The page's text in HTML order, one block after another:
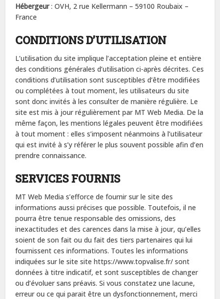
Hébergeur: OVH, 2 rue Kellermann – 59100 Roubaix –
France
CONDITIONS D’UTILISATION
L’utilisation du site implique l’acceptation pleine et entière
des conditions générales d’utilisation ci-après décrites. Ces
conditions d’utilisation sont susceptibles d’être modifiées
ou complétées à tout moment, les utilisateurs du site
sont donc invités à les consulter de manière régulière. Le
site est mis à jour régulièrement par MT Web Media. De la
même façon, les mentions légales peuvent être modifiées
à tout moment : elles s’imposent néanmoins à l’utilisateur
qui est invité à s’y référer le plus souvent possible afin d’en
prendre connaissance.
SERVICES FOURNIS
MT Web Media s’efforce de fournir sur le site des
informations aussi précises que possible. Toutefois, il ne
pourra être tenue responsable des omissions, des
inexactitudes et des carences dans la mise à jour, qu’elles
soient de son fait ou du fait des tiers partenaires qui lui
fournissent ces informations. Toutes les informations
indiquées sur le site site https://www.topvalise.fr/ sont
données à titre indicatif, et sont susceptibles de changer
ou d’évoluer sans préavis. Si vous constatez une lacune,
erreur ou ce qui parait être un dysfonctionnement, merci